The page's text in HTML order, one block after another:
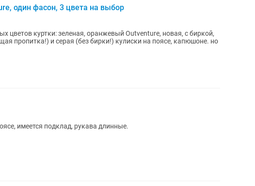
один фасон, 3 цвета на выбор
цветов куртки: зеленая, оранжевый Outventure, новая, с биркой,
пропитка!) и серая (без бирки!) кулиски на поясе, капюшоне. но
имеется подклад, рукава длинные.